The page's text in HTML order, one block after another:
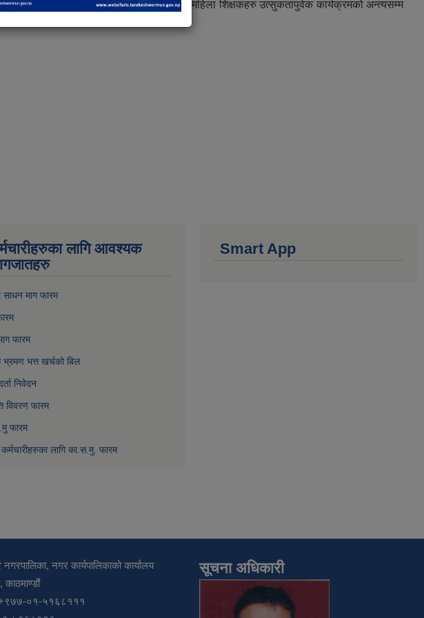
अर्याल ज्यूले गर्नुभएको थियो । कार्यक्रममा महिला शिक्षकहरु उत्सुकतापुर्वक कार्यक्रमको अन्त्यसम्म
लागि आवश्यक
साधन माग फारम
फारम
भ्रमण भत्त खर्चको बिल
निवेदन
विवरण फारम
फारम
लागि का.स.मु. फारम
Smart App
नगर कार्यपालिकाको कार्यालय
काठमाण्डौं
०१-५१६८१११
सूचना अधिकारी